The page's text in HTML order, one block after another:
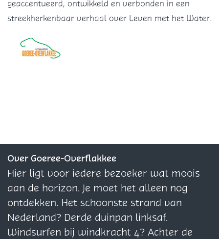
v
a
z
e
p
F
a
c
e
b
o
z
e
p
a
p
X
z
e
a
p
W
h
a
t
s
A
geaccentueerd, ontwikkeld en verbonden in een
streekherkenbaar verhaal over Leven met het Water.
Over Goeree-Overflakkee
Hier ligt voor iedere bezoeker wat moois
aan de horizon. Je moet het alleen nog
ontdekken. Het schoonste strand van
Nederland? Derde duinpan linksaf.
Windsurfen bij windkracht 4? Achter de